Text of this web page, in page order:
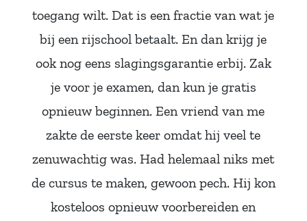
toegang wilt. Dat is een fractie van wat je
bij een rijschool betaalt. En dan krijg je
ook nog eens slagingsgarantie erbij. Zak
je voor je examen, dan kun je gratis
opnieuw beginnen. Een vriend van me
zakte de eerste keer omdat hij veel te
zenuwachtig was. Had helemaal niks met
de cursus te maken, gewoon pech. Hij kon
kosteloos opnieuw voorbereiden en